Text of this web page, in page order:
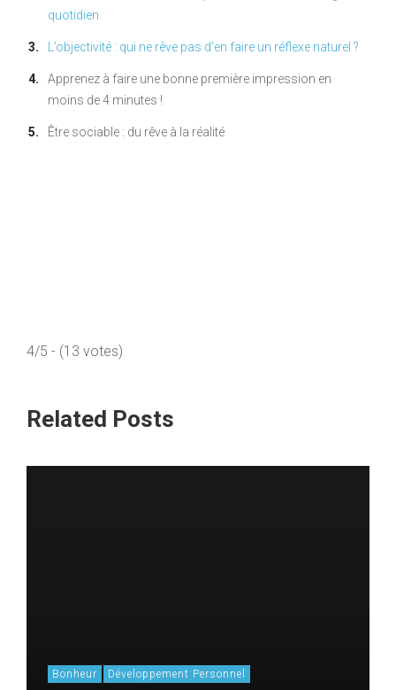
quotidien
L’objectivité : qui ne rêve pas d’en faire un réflexe naturel ?
Apprenez à faire une bonne première impression en
moins de 4 minutes !
Être sociable : du rêve à la réalité
4/5 - (13 votes)
Related Posts
Bonheur Développement Personnel